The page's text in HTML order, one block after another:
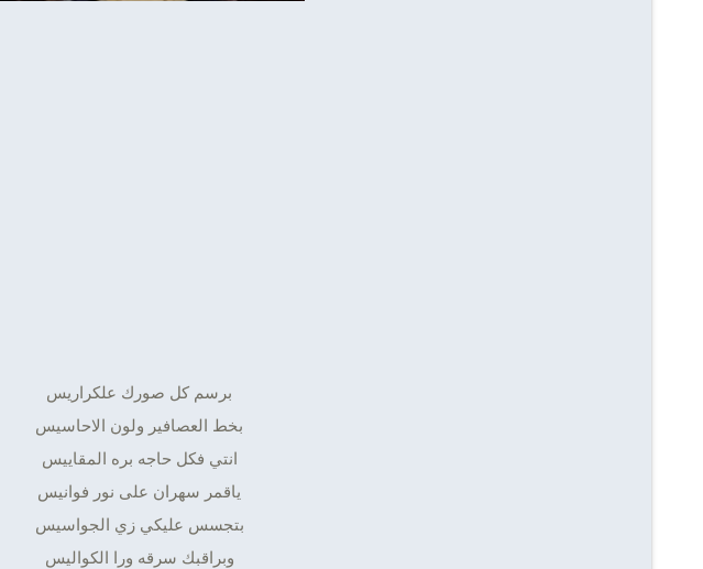
برسم كل صورك علكراريس
بخط العصافير ولون الاحاسيس
انتي فكل حاجه بره المقاييس
ياقمر سهران على نور فوانيس
بتجسس عليكي زي الجواسيس
وبراقبك سرقه ورا الكواليس